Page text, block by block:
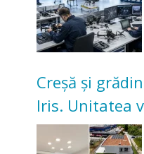
Creșă și
Iris. Unitatea
pentru copii